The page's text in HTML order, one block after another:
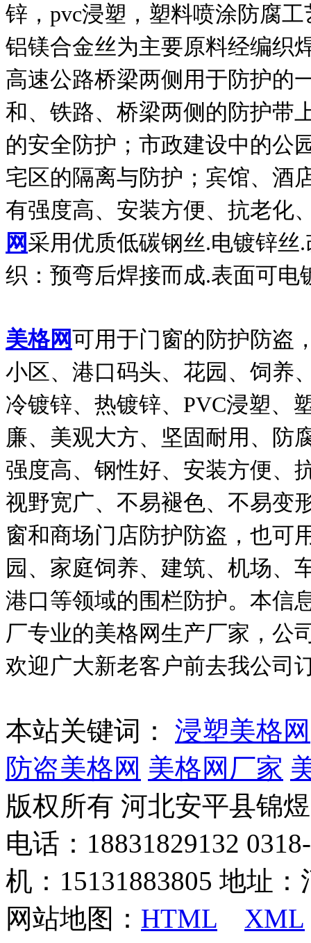
锌，pvc浸塑，塑料喷涂防腐工
铝镁合金丝为主要原料经编织
高速公路桥梁两侧用于防护的
和、铁路、桥梁两侧的防护带
的安全防护；市政建设中的公
宅区的隔离与防护；宾馆、酒
有强度高、安装方便、抗老化
网采用优质低碳钢丝.电镀锌
织：预弯后焊接而成.表面可电
美格网可用于门窗的防护防盗
小区、港口码头、花园、饲养
冷镀锌、热镀锌、PVC浸塑、
廉、美观大方、坚固耐用、防
强度高、钢性好、安装方便、
视野宽广、不易褪色、不易变
窗和商场门店防护防盗，也可
园、家庭饲养、建筑、机场、
港口等领域的围栏防护。本信
厂专业的美格网生产厂家，公
欢迎广大新老客户前去我公司
本站关键词： 浸塑美格网
防盗美格网 美格网厂家
版权所有 河北安平县锦
电话：18831829132
机：15131883805 地址
网站地图： HTML XML